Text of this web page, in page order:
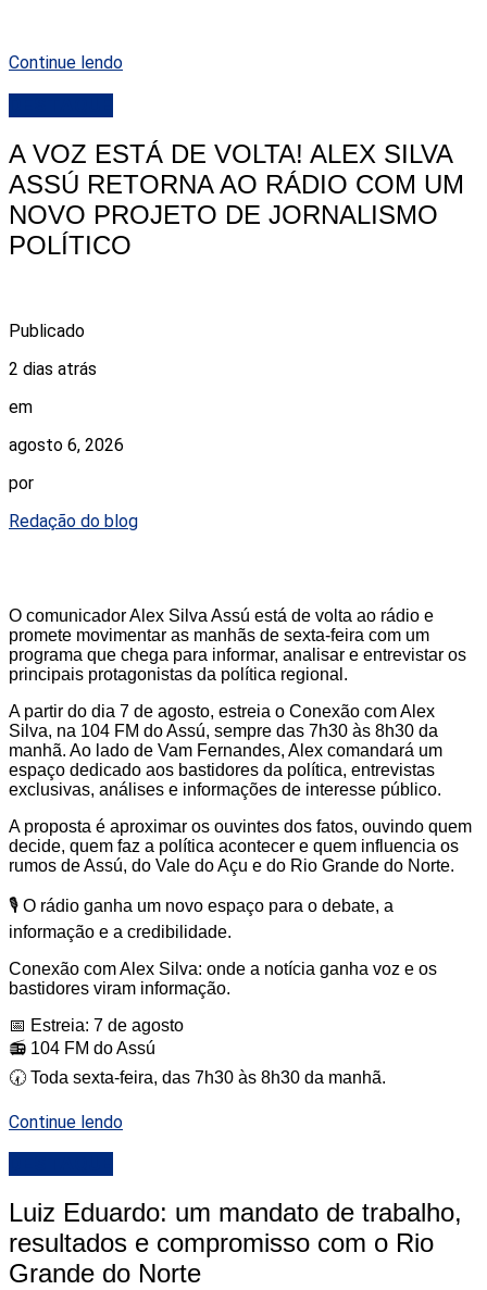
Continue lendo
A VOZ ESTÁ DE VOLTA! ALEX SILVA
ASSÚ RETORNA AO RÁDIO COM UM
NOVO PROJETO DE JORNALISMO
POLÍTICO
Publicado
2 dias atrás
em
agosto 6, 2026
por
Redação do blog
O comunicador Alex Silva Assú está de volta ao rádio e
promete movimentar as manhãs de sexta-feira com um
programa que chega para informar, analisar e entrevistar os
principais protagonistas da política regional.
A partir do dia 7 de agosto, estreia o Conexão com Alex
Silva, na 104 FM do Assú, sempre das 7h30 às 8h30 da
manhã. Ao lado de Vam Fernandes, Alex comandará um
espaço dedicado aos bastidores da política, entrevistas
exclusivas, análises e informações de interesse público.
A proposta é aproximar os ouvintes dos fatos, ouvindo quem
decide, quem faz a política acontecer e quem influencia os
rumos de Assú, do Vale do Açu e do Rio Grande do Norte.
🎙️ O rádio ganha um novo espaço para o debate, a
informação e a credibilidade.
Conexão com Alex Silva: onde a notícia ganha voz e os
bastidores viram informação.
📅 Estreia: 7 de agosto
📻 104 FM do Assú
🕢 Toda sexta-feira, das 7h30 às 8h30 da manhã.
Continue lendo
Luiz Eduardo: um mandato de trabalho,
resultados e compromisso com o Rio
Grande do Norte